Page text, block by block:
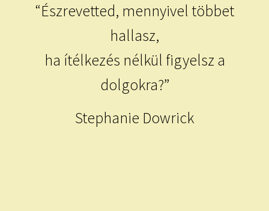
ÍRJ NEKEM!
IRATKOZZ FEL A VIDEÓ CSATORNÁNKRA!
TAROT ELEMZÉS MEGRENDELÉSE LIMITÁLT!
“Észrevetted, mennyivel többet
hallasz,
ha ítélkezés nélkül figyelsz a
dolgokra?”
Stephanie Dowrick